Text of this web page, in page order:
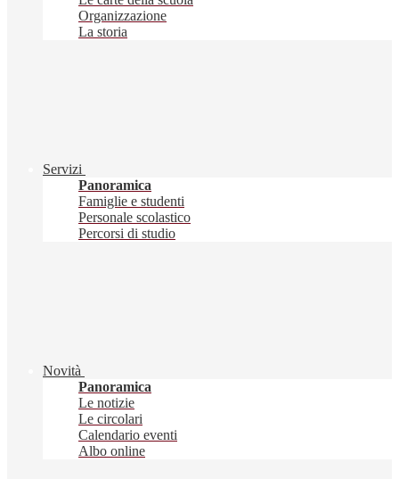
Organizzazione
La storia
Servizi
Panoramica
Famiglie e studenti
Personale scolastico
Percorsi di studio
Novità
Panoramica
Le notizie
Le circolari
Calendario eventi
Albo online